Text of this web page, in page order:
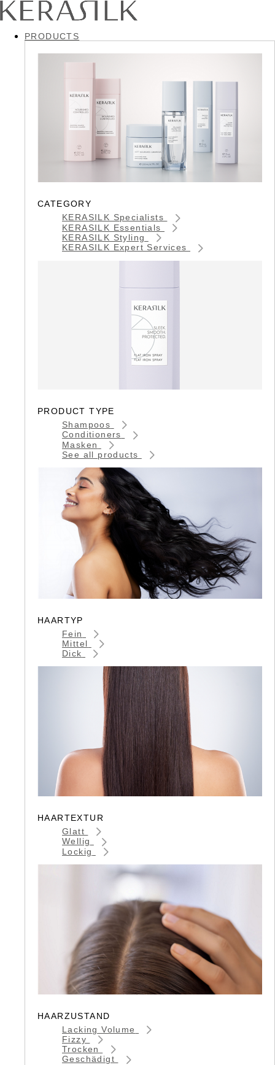
PRODUCTS
CATEGORY
KERASILK Specialists
KERASILK Essentials
KERASILK Styling
KERASILK Expert Services
PRODUCT TYPE
Shampoos
Conditioners
Masken
See all products
HAARTYP
Fein
Mittel
Dick
HAARTEXTUR
Glatt
Wellig
Lockig
HAARZUSTAND
Lacking Volume
Fizzy
Trocken
Geschädigt